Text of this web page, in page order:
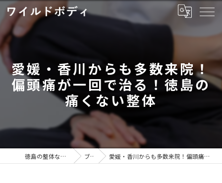
愛媛・香川からも多数来院！
偏頭痛が一回で治る！徳島の
痛くない整体
徳島の整体ならワイルドボディ ブログ 愛媛・香川からも多数来院！偏頭痛が一回で治る！徳島の痛くない整体